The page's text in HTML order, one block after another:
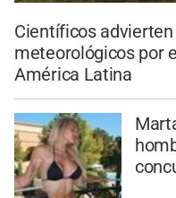
Científicos
meteorológicos por
América Latina